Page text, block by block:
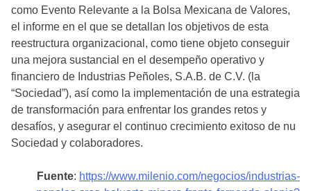
como Evento Relevante a la Bolsa Mexicana de Valores,
el informe en el que se detallan los objetivos de esta
reestructura organizacional, como tiene objeto conseguir
una mejora sustancial en el desempeño operativo y
financiero de Industrias Peñoles, S.A.B. de C.V. (la
“Sociedad”), así como la implementación de una estrategia
de transformación para enfrentar los grandes retos y
desafíos, y asegurar el continuo crecimiento exitoso de nu
Sociedad y colaboradores.
Fuente: https://www.milenio.com/negocios/industrias-